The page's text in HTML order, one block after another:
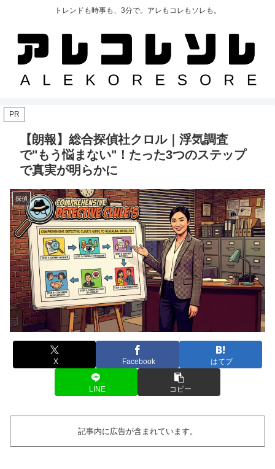
トレンドも時事も、3分で。アレもコレもソレも。
PR
【朗報】総合探偵社クロル｜浮気調査
で"もう悩まない"！たった3つのステップ
で真実が明らかに
探偵
X Facebook はてブ
LINE コピー
記事内に広告が含まれています。